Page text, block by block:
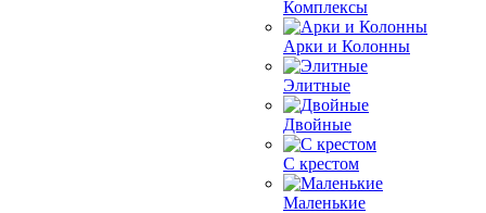
Комплексы
Арки и Колонны
Элитные
Двойные
С крестом
Маленькие